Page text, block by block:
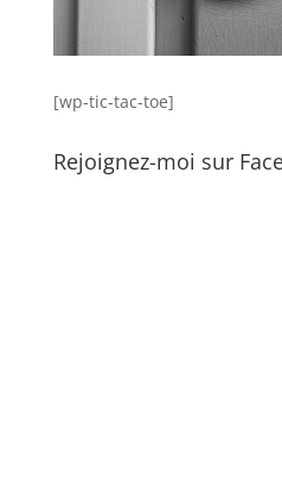
[wp-tic-tac-toe]
Rejoignez-moi sur